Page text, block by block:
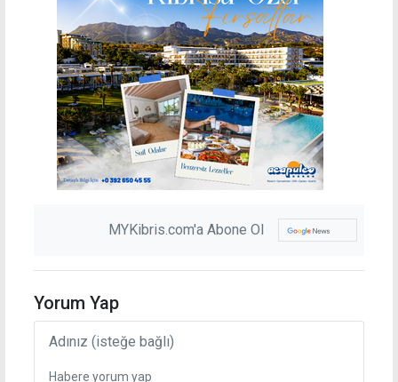
MYKibris.com'a Abone Ol
Yorum Yap